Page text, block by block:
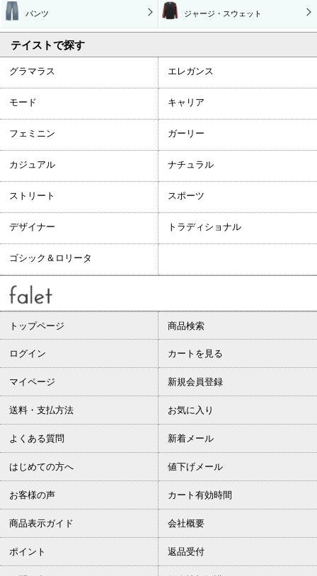
パンツ ジャージ・スウェット
テイストで探す
グラマラス エレガンス
モード キャリア
フェミニン ガーリー
カジュアル ナチュラル
ストリート スポーツ
デザイナー トラディショナル
ゴシック＆ロリータ
トップページ 商品検索
ログイン カートを見る
マイページ 新規会員登録
送料・支払方法 お気に入り
よくある質問 新着メール
はじめての方へ 値下げメール
お客様の声 カート有効時間
商品表示ガイド 会社概要
ポイント 返品受付